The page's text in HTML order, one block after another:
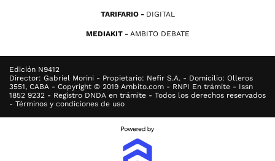
TARIFARIO DIGITAL
MEDIAKIT AMBITO DEBATE
Edición N9412
Director: Gabriel Morini - Propietario: Nefir S.A. - Domicilio: Olleros
3551, CABA - Copyright © 2019 Ambito.com - RNPI En trámite - Issn
1852 9232 - Registro DNDA en trámite - Todos los derechos reservados
- Términos y condiciones de uso